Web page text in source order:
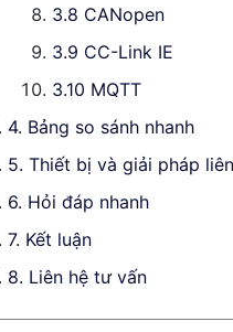
3.8 CANopen
3.9 CC-Link IE
3.10 MQTT
4. Bảng so sánh nhanh
5. Thiết bị và giải pháp
6. Hỏi đáp nhanh
7. Kết luận
8. Liên hệ tư vấn